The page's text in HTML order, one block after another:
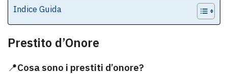
Indice Guida
Prestito d’Onore
📍Cosa sono i prestiti d’onore?